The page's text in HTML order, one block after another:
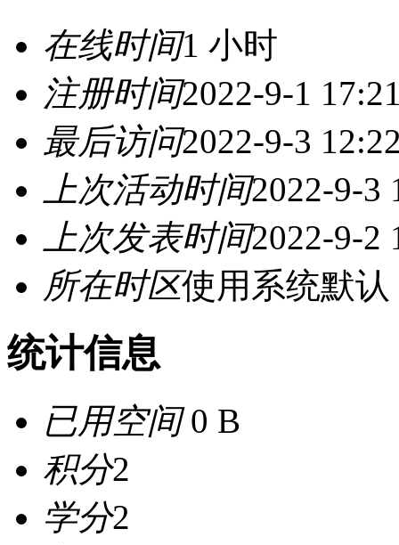
在线时间1 小时
注册时间2022-9-1
最后访问2022-9-3
上次活动时间2022-9-3
上次发表时间2022-9-2
所在时区使用系统默认
统计信息
已用空间0 B
积分2
学分2